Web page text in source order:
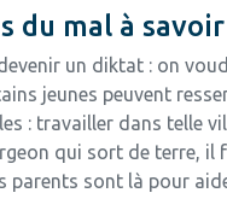
du mal à
un diktat : on
jeunes peuvent
: travailler dans telle
qui sort de terre,
parents sont là pour